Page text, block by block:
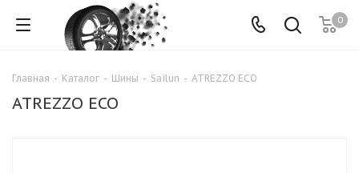
0
Главная - Каталог - Шины - Sailun - ATREZZO ECO
ATREZZO ECO